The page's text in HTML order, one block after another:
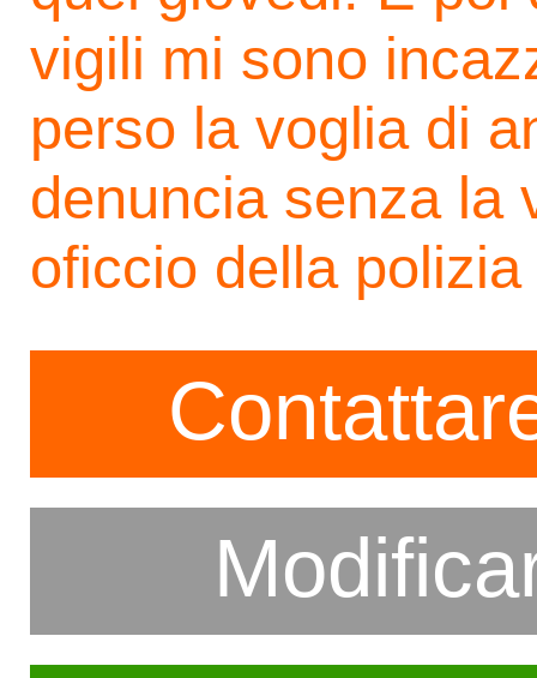
vigili mi sono
perso la voglia di
denuncia senza la
oficcio della polizia